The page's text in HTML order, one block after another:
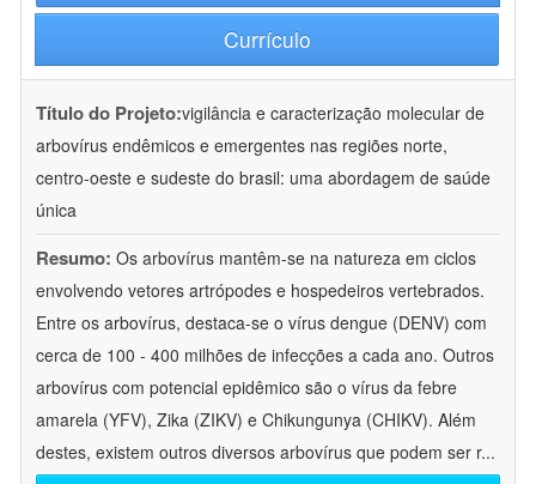
Currículo
Título do Projeto:vigilância e caracterização molecular de
arbovírus endêmicos e emergentes nas regiões norte,
centro-oeste e sudeste do brasil: uma abordagem de saúde
única
Resumo: Os arbovírus mantêm-se na natureza em ciclos
envolvendo vetores artrópodes e hospedeiros vertebrados.
Entre os arbovírus, destaca-se o vírus dengue (DENV) com
cerca de 100 - 400 milhões de infecções a cada ano. Outros
arbovírus com potencial epidêmico são o vírus da febre
amarela (YFV), Zika (ZIKV) e Chikungunya (CHIKV). Além
destes, existem outros diversos arbovírus que podem ser r...